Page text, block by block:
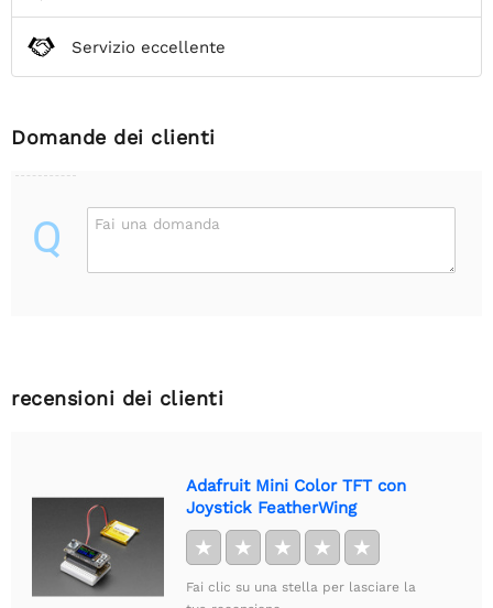
Servizio eccellente
Domande dei clienti
Q Fai una domanda
recensioni dei clienti
Adafruit Mini Color TFT con
Joystick FeatherWing
★ ★ ★ ★ ★
Fai clic su una stella per lasciare la